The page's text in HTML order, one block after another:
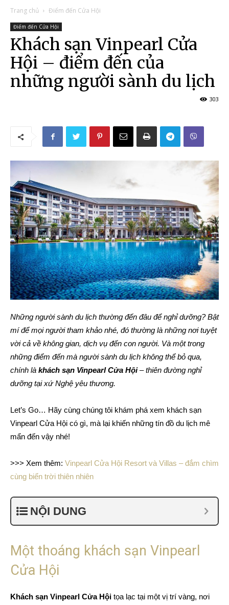
Trang chủ Điểm đến Cửa Hội
Điểm đến Cửa Hội
Khách sạn Vinpearl Cửa
Hội – điểm đến của
những người sành du lịch
303
Những người sành du lịch thường đến đâu để nghỉ dưỡng? Bật
mí để mọi người tham khảo nhé, đó thường là những nơi tuyệt
vời cả về không gian, dịch vụ đến con người. Và một trong
những điểm đến mà người sành du lịch không thể bỏ qua,
chính là khách sạn Vinpearl Cửa Hội– thiên đường nghỉ
dưỡng tại xứ Nghệ yêu thương.
Let’s Go… Hãy cùng chúng tôi khám phá xem khách sạn
Vinpearl Cửa Hội có gì, mà lại khiến những tín đồ du lịch mê
mẩn đến vậy nhé!
>>> Xem thêm: Vinpearl Cửa Hội Resort và Villas – đắm chìm
cùng biển trời thiên nhiên
NỘI DUNG
Một thoáng khách sạn Vinpearl
Cửa Hội
Khách sạn Vinpearl Cửa Hội tọa lạc tại một vị trí vàng, nơi